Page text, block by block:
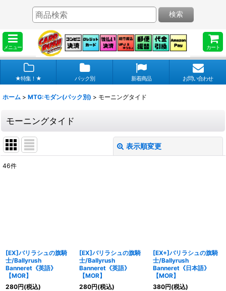
メニュー カート
検索
★特集！★ パック別 新着商品 お問い合わせ
ホーム > MTG:モダン(パック別) > モーニングタイド
モーニングタイド
表示順変更
絞り込む
46件
[EX]バリラシュの旗騎
士/Ballyrush
Banneret《英語》
【MOR】
280円(税込)
[EX]バリラシュの旗騎
士/Ballyrush
Banneret《英語》
【MOR】
280円(税込)
[EX+]バリラシュの旗騎
士/Ballyrush
Banneret《日本語》
【MOR】
380円(税込)